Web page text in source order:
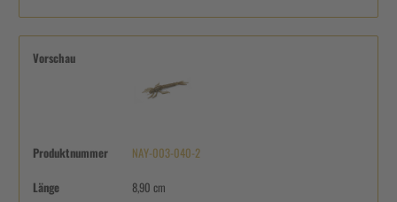
Vorschau
Produktnummer NAY-003-040-2
Länge 8,90 cm